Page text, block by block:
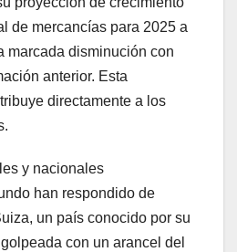
de mercancías para 2025 a
marcada disminución con
anterior. Esta
directamente a los
y nacionales
han respondido de
un país conocido por su
con un arancel del